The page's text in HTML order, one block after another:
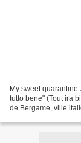
My sweet
tutto bene" (Tout ira
de Bergame, ville